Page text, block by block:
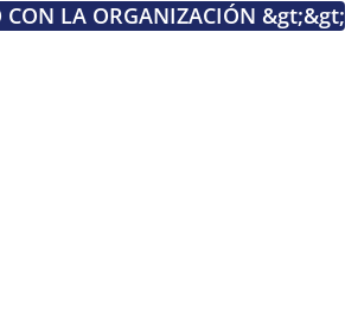
CON LA ORGANIZACIÓN &gt;&gt;